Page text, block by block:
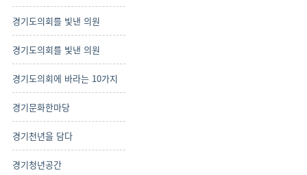
경기도의회를 빛낸 의원
경기도의회를 빛낸 의원
경기도의회에 바라는 10가지
경기문화한마당
경기천년을 담다
경기청년공간